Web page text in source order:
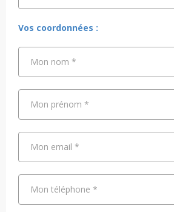
Vos coordonnées :
Mon nom *
Mon prénom *
Mon email *
Mon téléphone *